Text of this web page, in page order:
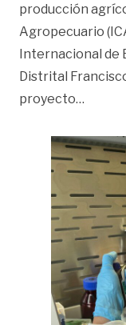
producción
Agropecuario
Internacional de
Distrital
proyecto…